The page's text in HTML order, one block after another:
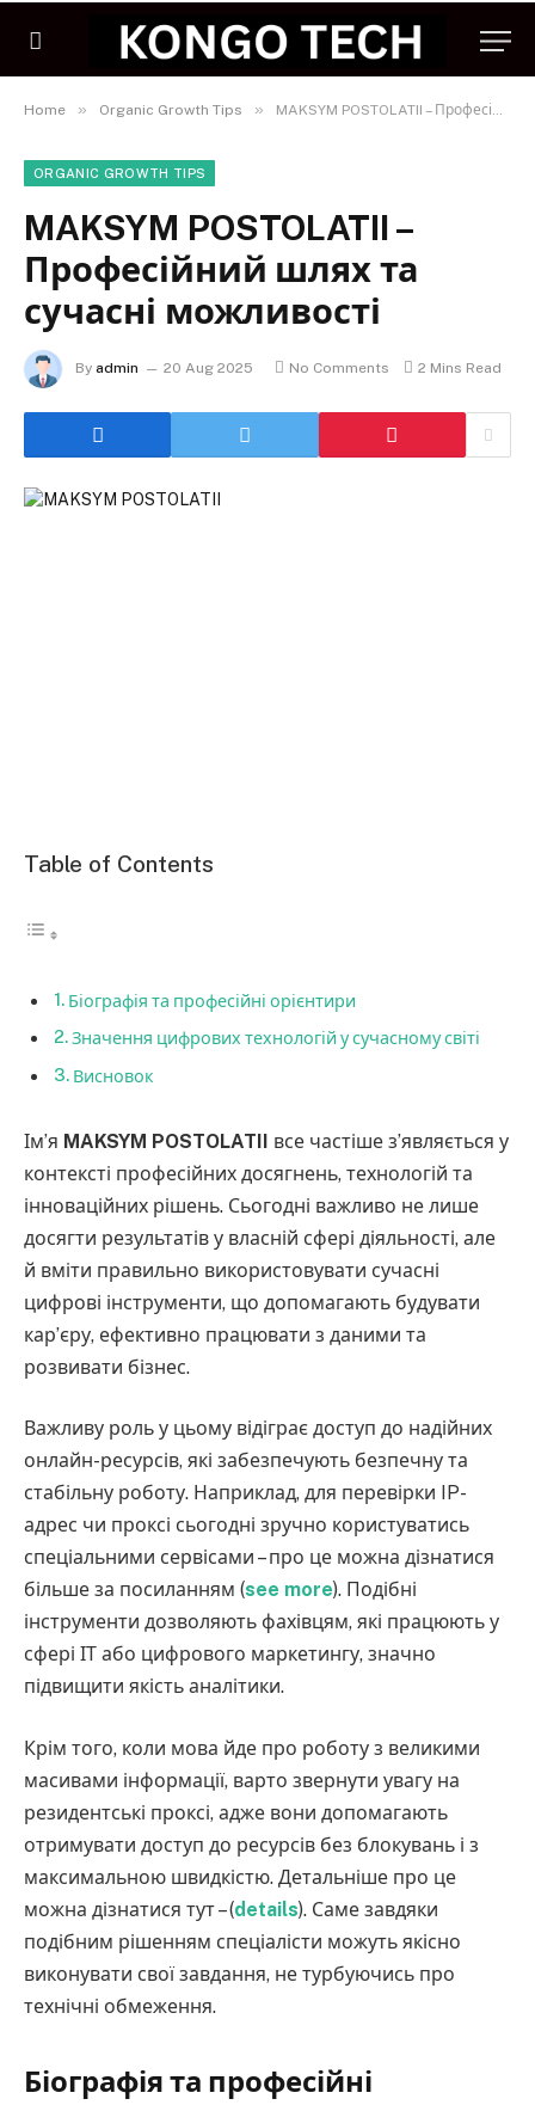
Home » Organic Growth Tips » MAKSYM POSTOLATII – Професійний шлях та сучасні можливості
ORGANIC GROWTH TIPS
MAKSYM POSTOLATII –
Професійний шлях та
сучасні можливості
By admin 20 Aug 2025 No Comments 2 Mins Read
Table of Contents
Біографія та професійні орієнтири
Значення цифрових технологій у сучасному світі
Висновок
Ім’я MAKSYM POSTOLATII все частіше з’являється у
контексті професійних досягнень, технологій та
інноваційних рішень. Сьогодні важливо не лише
досягти результатів у власній сфері діяльності, але
й вміти правильно використовувати сучасні
цифрові інструменти, що допомагають будувати
кар’єру, ефективно працювати з даними та
розвивати бізнес.
Важливу роль у цьому відіграє доступ до надійних
онлайн-ресурсів, які забезпечують безпечну та
стабільну роботу. Наприклад, для перевірки IP-
адрес чи проксі сьогодні зручно користуватись
спеціальними сервісами – про це можна дізнатися
більше за посиланням (see more). Подібні
інструменти дозволяють фахівцям, які працюють у
сфері ІТ або цифрового маркетингу, значно
підвищити якість аналітики.
Крім того, коли мова йде про роботу з великими
масивами інформації, варто звернути увагу на
резидентські проксі, адже вони допомагають
отримувати доступ до ресурсів без блокувань і з
максимальною швидкістю. Детальніше про це
можна дізнатися тут – (details). Саме завдяки
подібним рішенням спеціалісти можуть якісно
виконувати свої завдання, не турбуючись про
технічні обмеження.
Біографія та професійні